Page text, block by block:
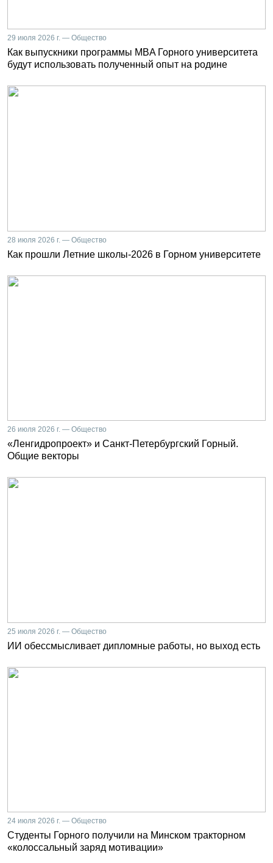
29 июля 2026 г. — Общество
Как выпускники программы MBA Горного университета
будут использовать полученный опыт на родине
28 июля 2026 г. — Общество
Как прошли Летние школы-2026 в Горном университете
26 июля 2026 г. — Общество
«Ленгидропроект» и Санкт-Петербургский Горный.
Общие векторы
25 июля 2026 г. — Общество
ИИ обессмысливает дипломные работы, но выход есть
24 июля 2026 г. — Общество
Студенты Горного получили на Минском тракторном
«колоссальный заряд мотивации»